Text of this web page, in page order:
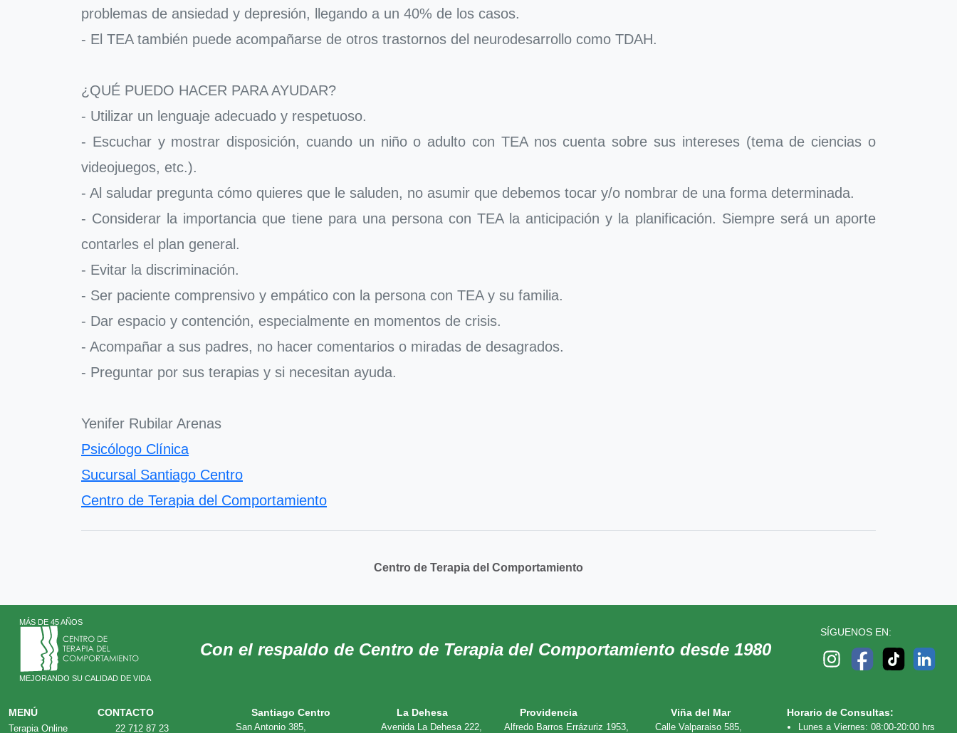
problemas de ansiedad y depresión, llegando a un 40% de los casos.
- El TEA también puede acompañarse de otros trastornos del neurodesarrollo como TDAH.
¿QUÉ PUEDO HACER PARA AYUDAR?
- Utilizar un lenguaje adecuado y respetuoso.
- Escuchar y mostrar disposición, cuando un niño o adulto con TEA nos cuenta sobre sus intereses (tema de ciencias o
videojuegos, etc.).
- Al saludar pregunta cómo quieres que le saluden, no asumir que debemos tocar y/o nombrar de una forma determinada.
- Considerar la importancia que tiene para una persona con TEA la anticipación y la planificación. Siempre será un aporte
contarles el plan general.
- Evitar la discriminación.
- Ser paciente comprensivo y empático con la persona con TEA y su familia.
- Dar espacio y contención, especialmente en momentos de crisis.
- Acompañar a sus padres, no hacer comentarios o miradas de desagrados.
- Preguntar por sus terapias y si necesitan ayuda.
Yenifer Rubilar Arenas
Psicólogo Clínica
Sucursal Santiago Centro
Centro de Terapia del Comportamiento
Centro de Terapia del Comportamiento
MÁS DE 45 AÑOS
MEJORANDO SU CALIDAD DE VIDA
Con el respaldo de Centro de Terapia del Comportamiento desde 1980
SÍGUENOS EN:
MENÚ
Terapia Online
CONTACTO
22 712 87 23
Santiago Centro
San Antonio 385,
La Dehesa
Avenida La Dehesa 222,
Providencia
Alfredo Barros Errázuriz 1953,
Viña del Mar
Calle Valparaiso 585,
Horario de Consultas:
Lunes a Viernes: 08:00-20:00 hrs